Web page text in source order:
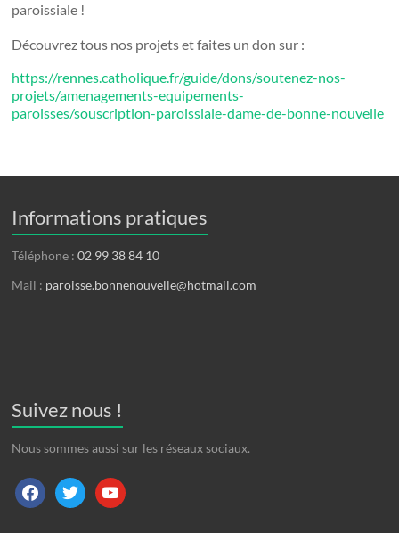
paroissiale !
Découvrez tous nos projets et faites un don sur :
https://rennes.catholique.fr/guide/dons/soutenez-nos-
projets/amenagements-equipements-
paroisses/souscription-paroissiale-dame-de-bonne-nouvelle
Informations pratiques
Téléphone :02 99 38 84 10
Mail : paroisse.bonnenouvelle@hotmail.com
Suivez nous !
Nous sommes aussi sur les réseaux sociaux.
facebooktwitter youtube